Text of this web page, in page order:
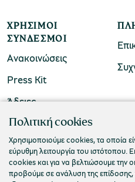
ΧΡΉΣΙΜΟΙ
ΣΎΝΔΕΣΜΟΙ
Ανακοινώσεις
Press Kit
Άδειες
ΠΟΛΙΤΙΣΤΙΚΟ ΙΔΡΥΜΑ
Τ. 210 3256922
Ε. info@piop.gr
Πολιτική cookies
Χρησιμοποιούμε cookies, τα οποία
εύρυθμη λειτουργία του ιστότοπου.
cookies και για να βελτιώσουμε την
προβούμε σε ανάλυση της